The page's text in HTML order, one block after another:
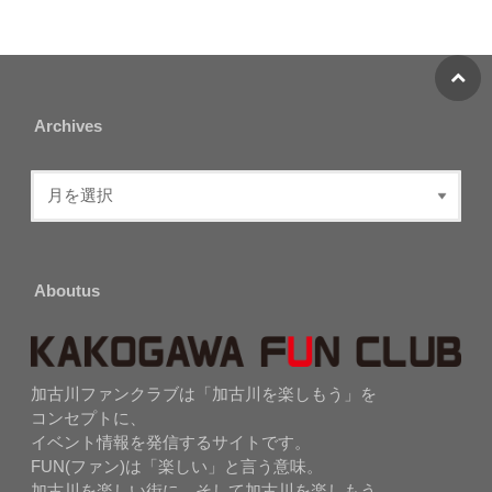
Archives
Aboutus
加古川ファンクラブは「加古川を楽しもう」を
コンセプトに、
イベント情報を発信するサイトです。
FUN(ファン)は「楽しい」と言う意味。